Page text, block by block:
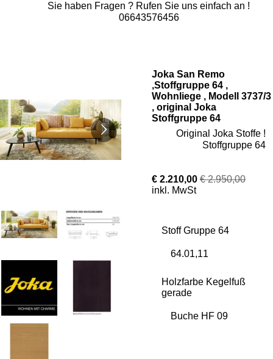
Sie haben Fragen ? Rufen Sie uns einfach an !
06643576456
Joka San Remo
,Stoffgruppe 64 ,
Wohnliege , Modell 3737/3
, original Joka
Stoffgruppe 64
Original Joka Stoffe !
Stoffgruppe 64
€ 2.210,00 € 2.950,00
inkl. MwSt
Stoff Gruppe 64
Holzfarbe Kegelfuß
gerade